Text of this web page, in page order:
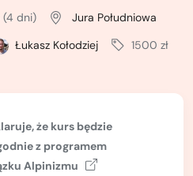
(4 dni)
Jura Południowa
Łukasz Kołodziej 1500 zł
że kurs będzie
z programem
Alpinizmu